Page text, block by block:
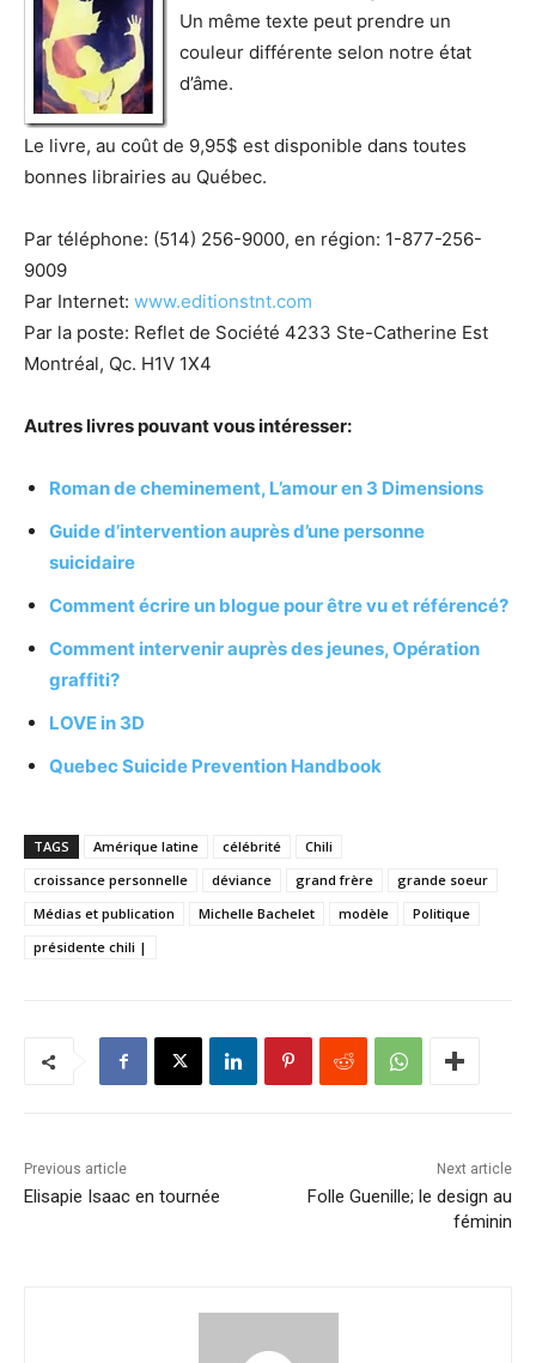
Un même texte peut prendre un
couleur différente selon notre état
d’âme.
Le livre, au coût de 9,95$ est disponible dans toutes
bonnes librairies au Québec.
Par téléphone: (514) 256-9000, en région: 1-877-256-
9009
Par Internet: www.editionstnt.com
Par la poste: Reflet de Société 4233 Ste-Catherine Est
Montréal, Qc. H1V 1X4
Autres livres pouvant vous intéresser:
Roman de cheminement, L’amour en 3 Dimensions
Guide d’intervention auprès d’une personne
suicidaire
Comment écrire un blogue pour être vu et référencé?
Comment intervenir auprès des jeunes, Opération
graffiti?
LOVE in 3D
Quebec Suicide Prevention Handbook
TAGS Amérique latine célébrité
Chili
croissance personnelle
déviance grand frère
grande soeur
Médias et publication
Michelle Bachelet modèle
Politique
présidente chili |
Previous article
Elisapie Isaac en tournée
Next article
Folle Guenille; le design au
féminin